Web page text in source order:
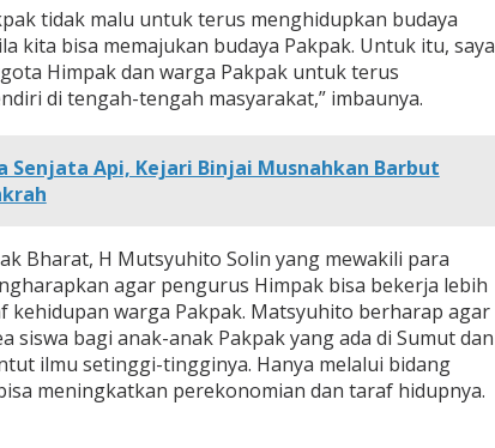
tidak malu untuk terus menghidupkan budaya
kita bisa memajukan budaya Pakpak. Untuk itu, saya
Himpak dan warga Pakpak untuk terus
di tengah-tengah masyarakat,” imbaunya.
Senjata Api, Kejari Binjai Musnahkan Barbut
Bharat, H Mutsyuhito Solin yang mewakili para
agar pengurus Himpak bisa bekerja lebih
warga Pakpak. Matsyuhito berharap agar
siswa bagi anak-anak Pakpak yang ada di Sumut dan
ilmu setinggi-tingginya. Hanya melalui bidang
meningkatkan perekonomian dan taraf hidupnya.